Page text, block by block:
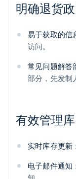
明确退货
易于获取的信
访问。
常见问题解答
部分，先发制
有效管理
实时库存更新
电子邮件通知